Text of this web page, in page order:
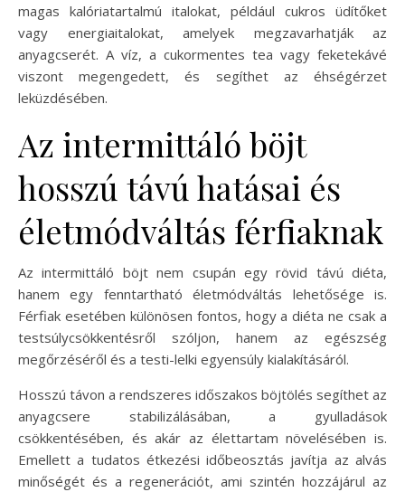
magas kalóriatartalmú italokat, például cukros üdítőket
vagy energiaitalokat, amelyek megzavarhatják az
anyagcserét. A víz, a cukormentes tea vagy feketekávé
viszont megengedett, és segíthet az éhségérzet
leküzdésében.
Az intermittáló böjt
hosszú távú hatásai és
életmódváltás férfiaknak
Az intermittáló böjt nem csupán egy rövid távú diéta,
hanem egy fenntartható életmódváltás lehetősége is.
Férfiak esetében különösen fontos, hogy a diéta ne csak a
testsúlycsökkentésről szóljon, hanem az egészség
megőrzéséről és a testi-lelki egyensúly kialakításáról.
Hosszú távon a rendszeres időszakos böjtölés segíthet az
anyagcsere stabilizálásában, a gyulladások
csökkentésében, és akár az élettartam növelésében is.
Emellett a tudatos étkezési időbeosztás javítja az alvás
minőségét és a regenerációt, ami szintén hozzájárul az